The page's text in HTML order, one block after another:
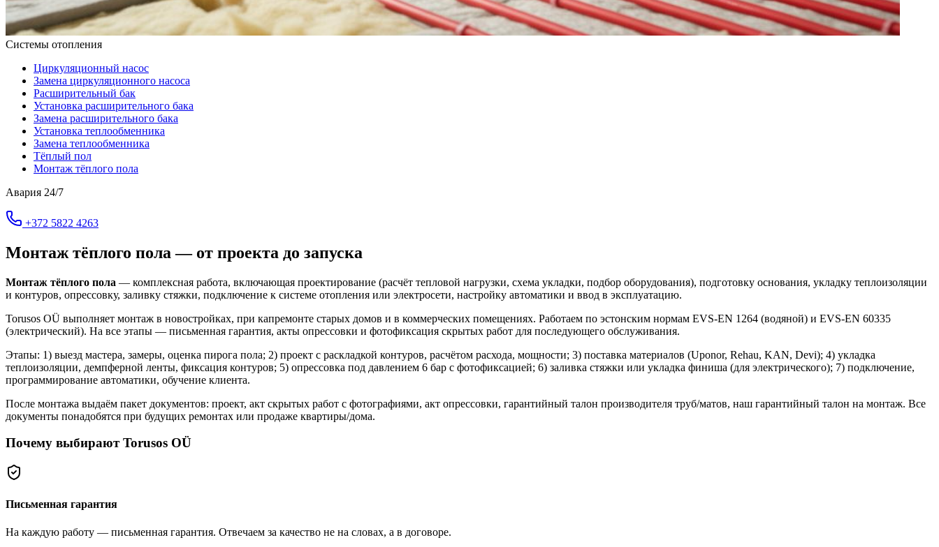
Системы отопления
Циркуляционный насос
Замена циркуляционного насоса
Расширительный бак
Установка расширительного бака
Замена расширительного бака
Установка теплообменника
Замена теплообменника
Тёплый пол
Монтаж тёплого пола
Авария 24/7
+372 5822 4263
Монтаж тёплого пола — от проекта до запуска
Монтаж тёплого пола — комплексная работа, включающая проектирование (расчёт тепловой нагрузки, схема укладки, подбор оборудования), подготовку основания, укладку теплоизоляции
и контуров, опрессовку, заливку стяжки, подключение к системе отопления или электросети, настройку автоматики и ввод в эксплуатацию.
Torusos OÜ выполняет монтаж в новостройках, при капремонте старых домов и в коммерческих помещениях. Работаем по эстонским нормам EVS-EN 1264 (водяной) и EVS-EN 60335
(электрический). На все этапы — письменная гарантия, акты опрессовки и фотофиксация скрытых работ для последующего обслуживания.
Этапы: 1) выезд мастера, замеры, оценка пирога пола; 2) проект с раскладкой контуров, расчётом расхода, мощности; 3) поставка материалов (Uponor, Rehau, KAN, Devi); 4) укладка
теплоизоляции, демпферной ленты, фиксация контуров; 5) опрессовка под давлением 6 бар с фотофиксацией; 6) заливка стяжки или укладка финиша (для электрического); 7) подключение,
программирование автоматики, обучение клиента.
После монтажа выдаём пакет документов: проект, акт скрытых работ с фотографиями, акт опрессовки, гарантийный талон производителя труб/матов, наш гарантийный талон на монтаж. Все
документы понадобятся при будущих ремонтах или продаже квартиры/дома.
Почему выбирают Torusos OÜ
Письменная гарантия
На каждую работу — письменная гарантия. Отвечаем за качество не на словах, а в договоре.